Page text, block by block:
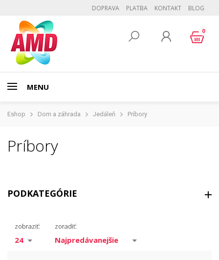
DOPRAVA PLATBA KONTAKT BLOG
0
MENU
Eshop Dom a záhrada Jedáleň Príbory
Príbory
PODKATEGÓRIE
Taniere
Poháre
zobraziť: zoradiť: